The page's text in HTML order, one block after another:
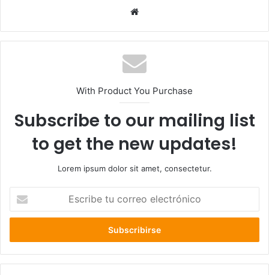
With Product You Purchase
Subscribe to our mailing list
to get the new updates!
Lorem ipsum dolor sit amet, consectetur.
correo